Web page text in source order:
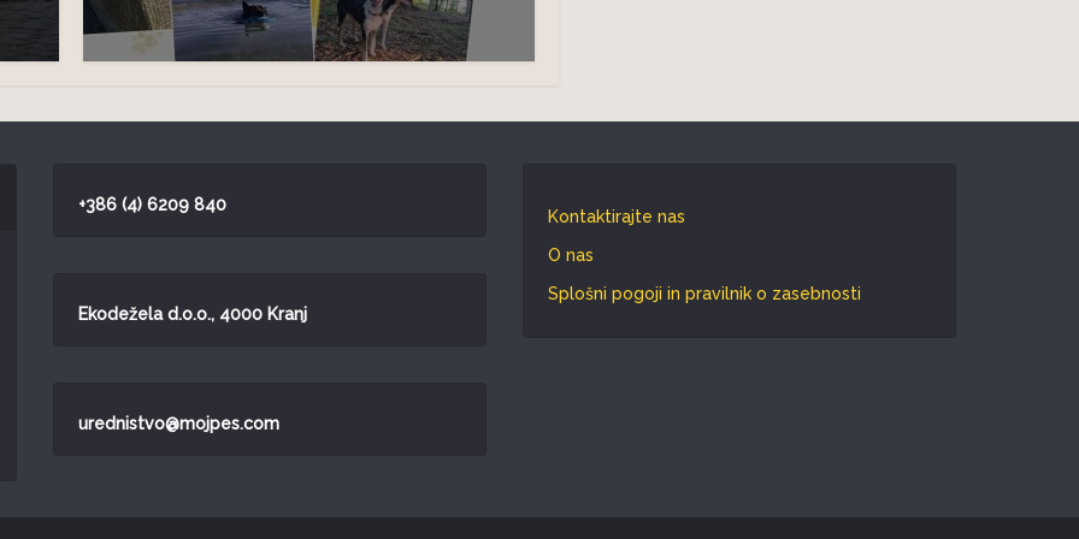
+386 (4) 6209 840
Ekodežela d.o.o., 4000 Kranj
urednistvo@mojpes.com
Kontaktirajte nas
O nas
Splošni pogoji in pravilnik o zasebnosti